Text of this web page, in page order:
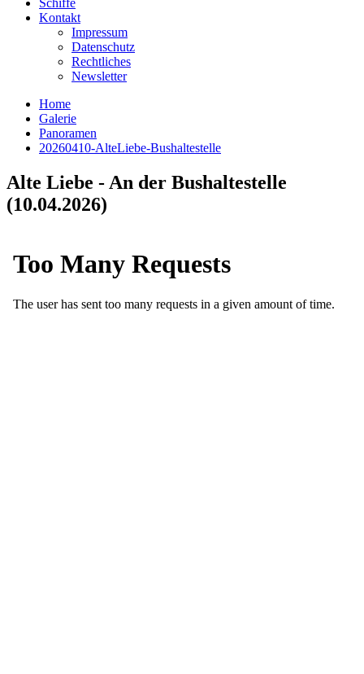
Schiffe
Kontakt
Impressum
Datenschutz
Rechtliches
Newsletter
Home
Galerie
Panoramen
20260410-AlteLiebe-Bushaltestelle
Alte Liebe - An der Bushaltestelle
(10.04.2026)